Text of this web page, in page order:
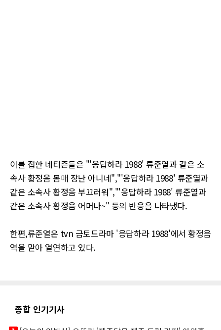
이를 접한 네티즌들은 "'응답하라 1988' 류준열과 같은 소
속사 황정음 몸매 장난 아니네","'응답하라 1988' 류준열과
같은 소속사 황정음 부끄러워","'응답하라 1988' 류준열과
같은 소속사 황정음 어머나~" 등의 반응을 나타냈다.
한편,류준열은 tvn 금토드라마 '응답하라 1988'에서 황정음
역을 맡아 열연하고 있다.
종합 인기기사